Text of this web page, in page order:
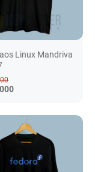
Linux Mandriva